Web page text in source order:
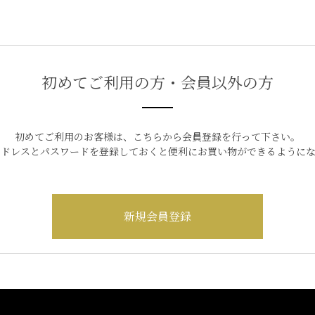
初めてご利用の方・会員以外の方
初めてご利用のお客様は、こちらから会員登録を行って下さい。
レスとパスワードを登録しておくと便利にお買い物ができるように